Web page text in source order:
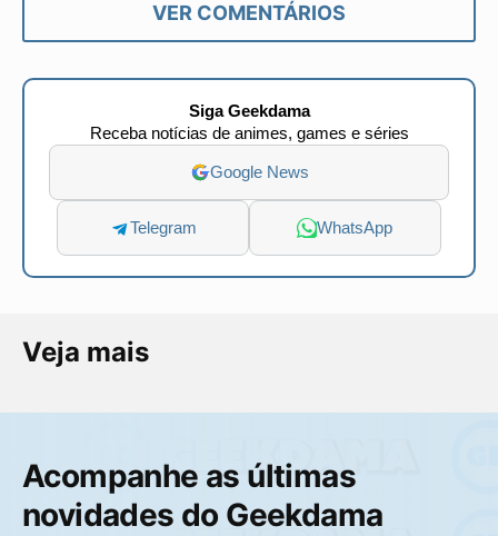
VER COMENTÁRIOS
Siga Geekdama
Receba notícias de animes, games e séries
Google News
Telegram WhatsApp
Veja mais
Acompanhe as últimas
novidades do Geekdama